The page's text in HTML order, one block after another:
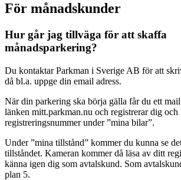
För månadskunder
Hur går jag tillväga för att skaffa
månadsparkering?
Du kontaktar Parkman i Sverige AB för att
då bl.a. uppge din email adress.
När din parkering ska börja gälla får du ett
länken mitt.parkman.nu och registrerar dig
registreringsnummer under ”mina bilar”.
Under ”mina tillstånd” kommer du kunna se
tillståndet. Kameran kommer då läsa av ditt
känna igen dig som avtalskund. Som
plan 5.